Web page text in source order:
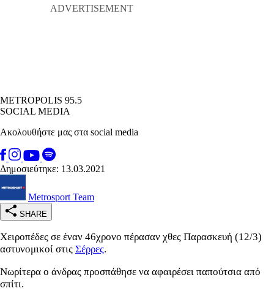
METROPOLIS 95.5
SOCIAL MEDIA
Ακολουθήστε μας στα social media
Δημοσιεύτηκε: 13.03.2021
Metrosport Team
SHARE
Χειροπέδες σε έναν 46χρονο πέρασαν χθες Παρασκευή (12/3)
αστυνομικοί στις Σέρρες.
Νωρίτερα ο άνδρας προσπάθησε να αφαιρέσει παπούτσια από
σπίτι.